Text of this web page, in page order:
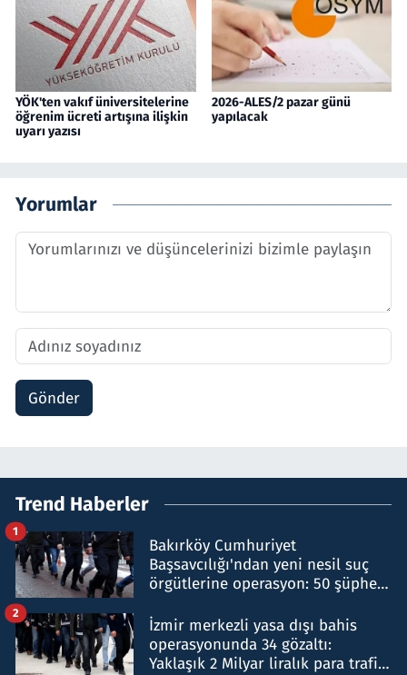
YÖK'ten vakıf üniversitelerine
öğrenim ücreti artışına ilişkin
uyarı yazısı
2026-ALES/2 pazar günü
yapılacak
Yorumlar
Gönder
Trend Haberler
Bakırköy Cumhuriyet
Başsavcılığı'ndan yeni nesil suç
örgütlerine operasyon: 50 şüpheli
1
İzmir merkezli yasa dışı bahis
operasyonunda 34 gözaltı:
Yaklaşık 2 Milyar liralık para trafiği
2